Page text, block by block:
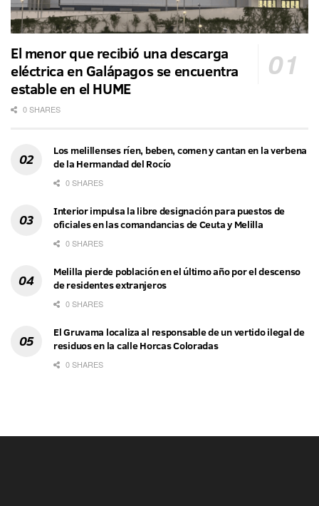
El menor que recibió una descarga
eléctrica en Galápagos se encuentra
estable en el HUME
0 SHARES
Los melillenses ríen, beben, comen y cantan en la verbena
de la Hermandad del Rocío
0 SHARES
Interior impulsa la libre designación para puestos de
oficiales en las comandancias de Ceuta y Melilla
0 SHARES
Melilla pierde población en el último año por el descenso
de residentes extranjeros
0 SHARES
El Gruvama localiza al responsable de un vertido ilegal de
residuos en la calle Horcas Coloradas
0 SHARES